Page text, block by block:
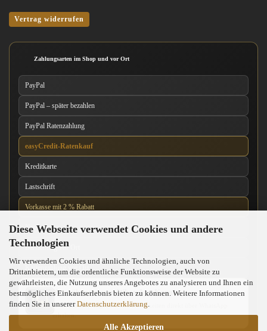
Diese Webseite verwendet Cookies und andere
Technologien
Wir verwenden Cookies und ähnliche Technologien, auch von
Drittanbietern, um die ordentliche Funktionsweise der Website zu
gewährleisten, die Nutzung unseres Angebotes zu analysieren und Ihnen ein
bestmögliches Einkaufserlebnis bieten zu können. Weitere Informationen
finden Sie in unsererDatenschutzerklärung
Alle Akzeptieren
Vertrag widerrufen
Zahlungsarten im Shop und vor Ort
PayPal
PayPal – später bezahlen
PayPal Ratenzahlung
easyCredit-Ratenkauf
Kreditkarte
Lastschrift
Vorkasse mit 2 % Rabatt
Nachnahme
Barzahlung vor Ort
Kartenzahlung vor Ort
News über unseren WhatsApp-Kanal
Neue Messer, Angebote und Neuigkeiten direkt über WhatsApp
erhalten.